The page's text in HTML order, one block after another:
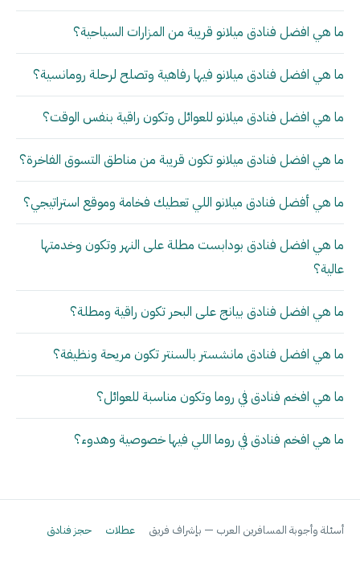
ما هي افضل فنادق ميلانو قريبة من المزارات السياحية؟
ما هي افضل فنادق ميلانو فيها رفاهية وتصلح لرحلة رومانسية؟
ما هي افضل فنادق ميلانو للعوائل وتكون راقية بنفس الوقت؟
ما هي افضل فنادق ميلانو تكون قريبة من مناطق التسوق الفاخرة؟
ما هي أفضل فنادق ميلانو اللي تعطيك فخامة وموقع استراتيجي؟
ما هي افضل فنادق بودابست مطلة على النهر وتكون وخدمتها
عالية؟
ما هي افضل فنادق بيانج على البحر تكون راقية ومطلة؟
ما هي افضل فنادق مانشستر بالسنتر تكون مريحة ونظيفة؟
ما هي افخم فنادق في روما وتكون مناسبة للعوائل؟
ما هي افخم فنادق في روما اللي فيها خصوصية وهدوء؟
أسئلة وأجوبة المسافرين العرب — بإشراف فريق عطلات حجز فنادق